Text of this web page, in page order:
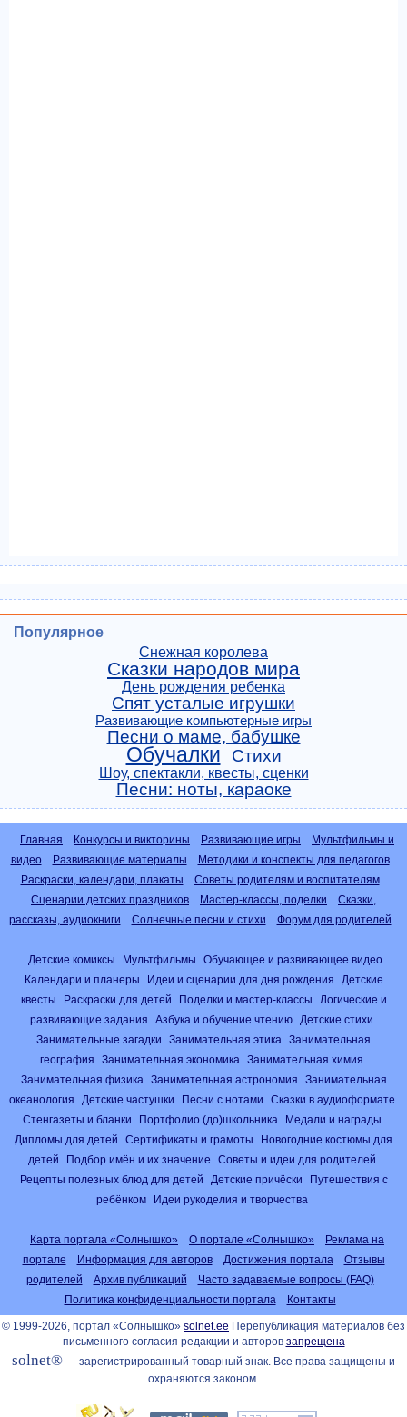
Популярное
Снежная королева
Сказки народов мира
День рождения ребенка
Спят усталые игрушки
Развивающие компьютерные игры
Песни о маме, бабушке
Обучалки Стихи
Шоу, спектакли, квесты, сценки
Песни: ноты, караоке
Главная Конкурсы и викторины Развивающие игры
Мультфильмы и
видео
Развивающие материалы
Методики и конспекты для педагогов
Раскраски, календари, плакаты
Советы родителям и воспитателям
Сценарии детских праздников
Мастер-классы, поделки
Сказки,
рассказы, аудиокниги
Солнечные песни и стихи Форум для родителей
Детские комиксы Мультфильмы
Обучающее и развивающее видео
Календари и планеры
Идеи и сценарии для дня рождения
Детские
квесты
Раскраски для детей Поделки и мастер-классы
Логические и
развивающие задания
Азбука и обучение чтению
Детские стихи
Занимательные загадки
Занимательная этика
Занимательная
география
Занимательная экономика
Занимательная химия
Занимательная физика
Занимательная астрономия
Занимательная
океанология
Детские частушки Песни с нотами
Сказки в аудиоформате
Стенгазеты и бланки
Портфолио (до)школьника
Медали и награды
Дипломы для детей
Сертификаты и грамоты
Новогодние костюмы для
детей
Подбор имён и их значение
Советы и идеи для родителей
Рецепты полезных блюд для детей
Детские причёски
Путешествия с
ребёнком
Идеи рукоделия и творчества
Карта портала «Солнышко» О портале «Солнышко»
Реклама на
портале
Информация для авторов Достижения портала
Отзывы
родителей
Архив публикаций
Часто задаваемые вопросы (FAQ)
Политика конфиденциальности портала
Контакты
© 1999-2026, портал «Солнышко» solnet.ee Перепубликация материалов без
письменного согласия редакции и авторов запрещена
solnet® — зарегистрированный товарный знак. Все права защищены и
охраняются законом.